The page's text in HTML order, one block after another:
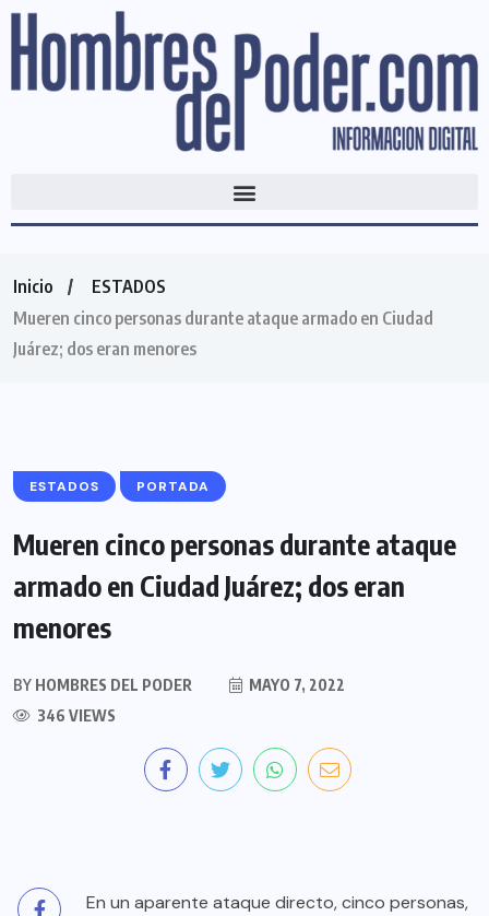
Inicio
ESTADOS
Mueren cinco personas durante ataque armado en Ciudad
Juárez; dos eran menores
ESTADOS PORTADA
Mueren cinco personas durante ataque
armado en Ciudad Juárez; dos eran
menores
BY HOMBRES DEL PODER
MAYO 7, 2022
346 VIEWS
En un aparente ataque directo, cinco personas,